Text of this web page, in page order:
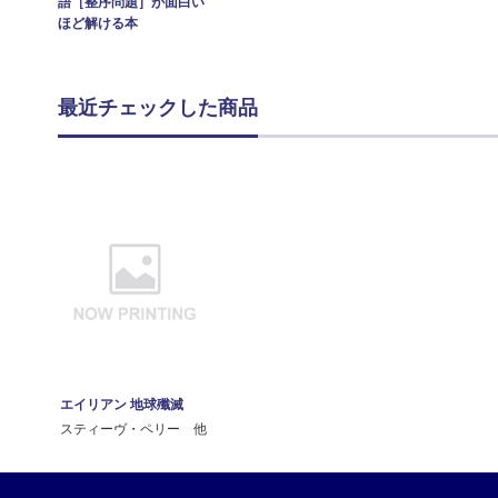
ほど解ける本
最近チェックした商品
エイリアン 地球殲滅
スティーヴ・ペリー 他